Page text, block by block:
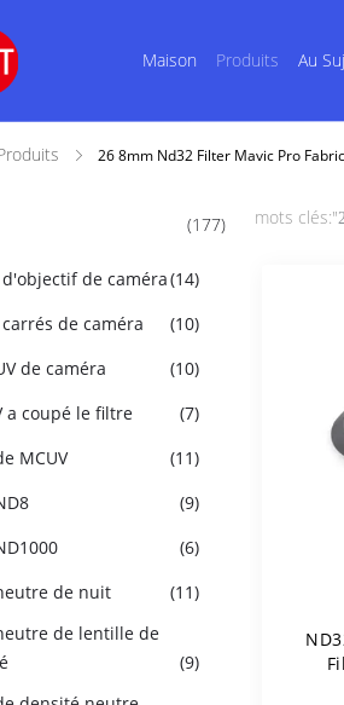
Maison Produits Au
26 8mm Nd32 Filter Mavic Pro
(177)
de caméra(14)
de caméra
(10)
de caméra
(10)
a coupé le filtre
(7)
MCUV
(11)
(9)
(6)
de nuit
(11)
de lentille de
(9)
mots clés:"